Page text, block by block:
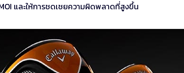
และให้การชดเชยความผิดพลาดที่สูงขึ้น